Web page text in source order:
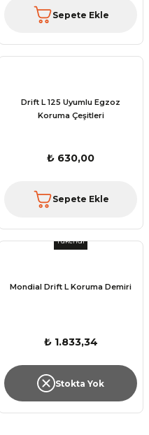
Sepete Ekle
Drift L 125 Uyumlu Egzoz
Koruma Çeşitleri
₺ 630,00
Sepete Ekle
Tükendi
Mondial Drift L Koruma Demiri
₺ 1.833,34
Stokta Yok